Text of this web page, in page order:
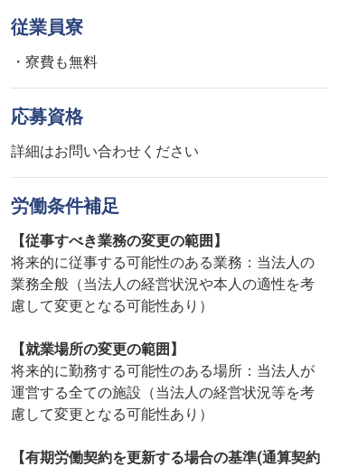
従業員寮
・寮費も無料
応募資格
詳細はお問い合わせください
労働条件補足
【従事すべき業務の変更の範囲】
将来的に従事する可能性のある業務：当法人の
業務全般（当法人の経営状況や本人の適性を考
慮して変更となる可能性あり）
【就業場所の変更の範囲】
将来的に勤務する可能性のある場所：当法人が
運営する全ての施設（当法人の経営状況等を考
慮して変更となる可能性あり）
【有期労働契約を更新する場合の基準(通算契約